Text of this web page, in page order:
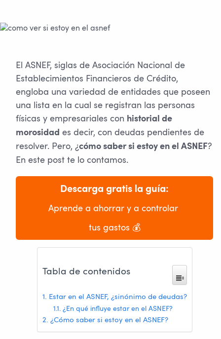
El ASNEF, siglas de Asociación Nacional de
Establecimientos Financieros de Crédito,
engloba una variedad de entidades que poseen
una lista en la cual se registran las personas
físicas y empresariales con historial de
morosidad es decir, con deudas pendientes de
resolver. Pero, ¿cómo saber si estoy en el ASNEF?
En este post te lo contamos.
Descarga gratis la guía:
Aprende a ahorrar y a controlar
tus gastos 💰
Tabla de contenidos
Estar en el ASNEF, ¿sinónimo de deudas?
¿En qué influye estar en el ASNEF?
¿Cómo saber si estoy en el ASNEF?